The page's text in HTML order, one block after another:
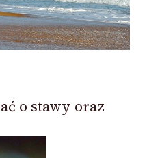
o stawy oraz